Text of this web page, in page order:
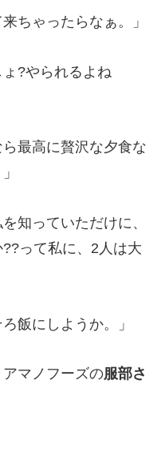
ちゃったらなぁ。」
?やられるよね
最高に贅沢な夕食な
知っていただけに、
って私に、2人は大
飯にしようか。」
マノフーズの服部さ